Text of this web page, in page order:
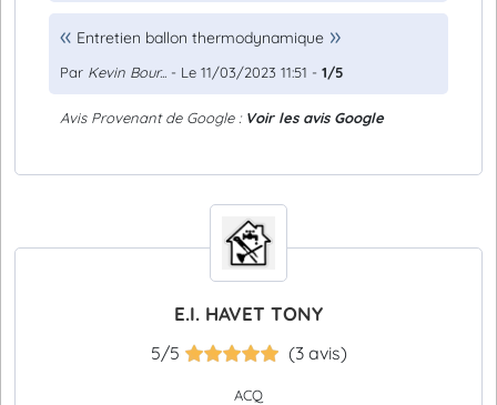
Entretien ballon thermodynamique
Par Kevin Bour... - Le 11/03/2023 11:51 - 1/5
Avis Provenant de Google : Voir les avis Google
E.I. HAVET TONY
5/5 (3 avis)
ACQ